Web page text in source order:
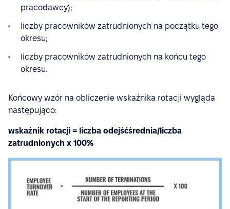
pracodawcy);
liczby pracowników zatrudnionych na początku tego
okresu;
liczby pracowników zatrudnionych na końcu tego
okresu.
Końcowy wzór na obliczenie wskaźnika rotacji wygląda
następująco:
wskaźnik rotacji = liczba odejśćśrednia/liczba
zatrudnionych x 100%